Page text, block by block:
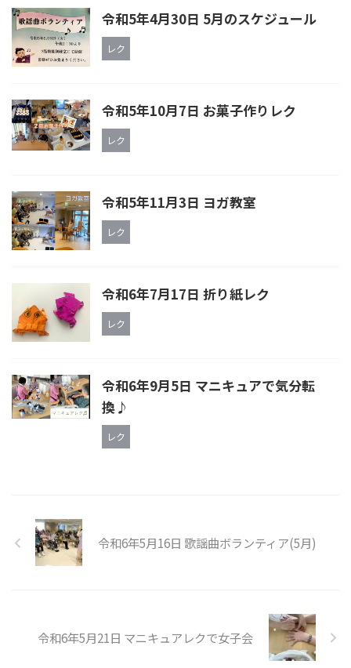
令和5年4月30日 5月のスケジュール
レク
令和5年10月7日 お菓子作りレク
レク
令和5年11月3日 ヨガ教室
レク
令和6年7月17日 折り紙レク
レク
令和6年9月5日 マニキュアで気分転
換♪
レク
令和6年5月16日 歌謡曲ボランティア(5月)
令和6年5月21日 マニキュアレクで女子会